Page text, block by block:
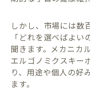
しかし、市場には数
「どれを選べばよ
聞きます。メカニカ
エルゴノミクスキー
り、用途や個人の好
ます。